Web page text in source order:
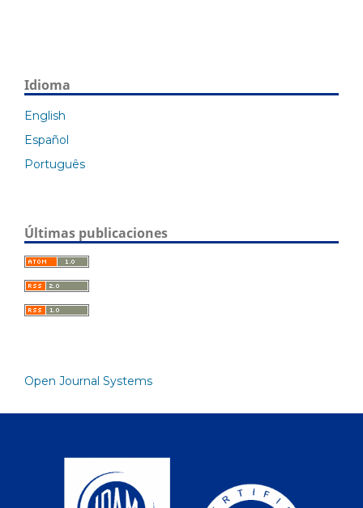
Idioma
English
Español
Português
Últimas publicaciones
Open Journal Systems